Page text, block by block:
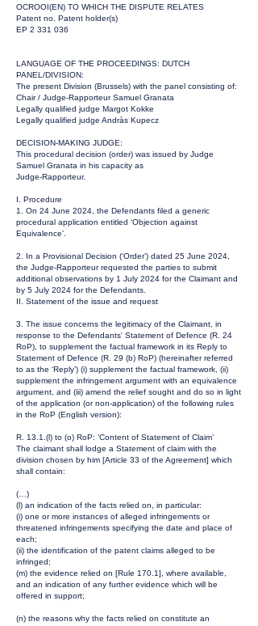
OCROOI(EN) TO WHICH THE DISPUTE RELATES
Patent no. Patent holder(s)
EP 2 331 036
LANGUAGE OF THE PROCEEDINGS: DUTCH
PANEL/DIVISION:
The present Division (Brussels) with the panel consisting of:
Chair / Judge-Rapporteur Samuel Granata
Legally qualified judge Margot Kokke
Legally qualified judge Andràs Kupecz
DECISION-MAKING JUDGE:
This procedural decision (order) was issued by Judge
Samuel Granata in his capacity as
Judge-Rapporteur.
I. Procedure
1. On 24 June 2024, the Defendants filed a generic
procedural application entitled ‘Objection against
Equivalence’.
2. In a Provisional Decision (‘Order’) dated 25 June 2024,
the Judge-Rapporteur requested the parties to submit
additional observations by 1 July 2024 for the Claimant and
by 5 July 2024 for the Defendants.
II. Statement of the issue and request
3. The issue concerns the legitimacy of the Claimant, in
response to the Defendants' Statement of Defence (R. 24
RoP), to supplement the factual framework in its Reply to
Statement of Defence (R. 29 (b) RoP) (hereinafter referred
to as the ‘Reply’) (i) supplement the factual framework, (ii)
supplement the infringement argument with an equivalence
argument, and (iii) amend the relief sought and do so in light
of the application (or non-application) of the following rules
in the RoP (English version):
R. 13.1.(l) to (o) RoP: ‘Content of Statement of Claim’
The claimant shall lodge a Statement of claim with the
division chosen by him [Article 33 of the Agreement] which
shall contain:
(…)
(l) an indication of the facts relied on, in particular:
(i) one or more instances of alleged infringements or
threatened infringements specifying the date and place of
each;
(ii) the identification of the patent claims alleged to be
infringed;
(m) the evidence relied on [Rule 170.1], where available,
and an indication of any further evidence which will be
offered in support;
(n) the reasons why the facts relied on constitute an